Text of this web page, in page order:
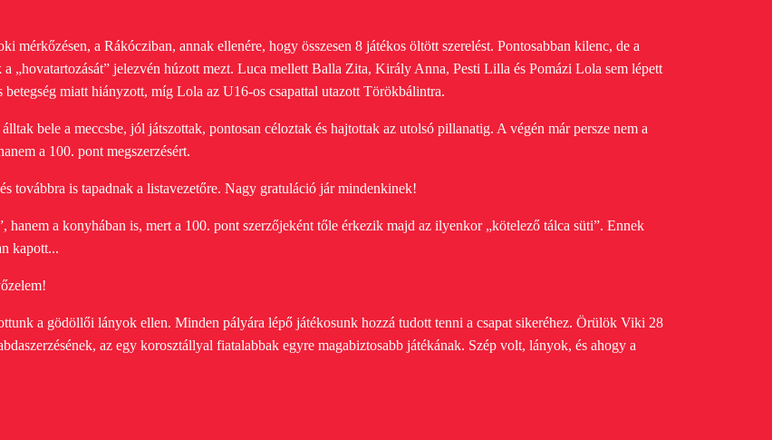
mérkőzésen, a Rákócziban, annak ellenére, hogy összesen 8 játékos öltött szerelést. Pontosabban kilenc, de a
„hovatartozását” jelezvén húzott mezt. Luca mellett Balla Zita, Király Anna, Pesti Lilla és Pomázi Lola sem lépett
miatt hiányzott, míg Lola az U16-os csapattal utazott Törökbálintra.
bele a meccsbe, jól játszottak, pontosan céloztak és hajtottak az utolsó pillanatig. A végén már persze nem a
a 100. pont megszerzésért.
továbbra is tapadnak a listavezetőre. Nagy gratuláció jár mindenkinek!
a konyhában is, mert a 100. pont szerzőjeként tőle érkezik majd az ilyenkor „kötelező tálca süti”. Ennek
kapott...
a gödöllői lányok ellen. Minden pályára lépő játékosunk hozzá tudott tenni a csapat sikeréhez. Örülök Viki 28
az egy korosztállyal fiatalabbak egyre magabiztosabb játékának. Szép volt, lányok, és ahogy a